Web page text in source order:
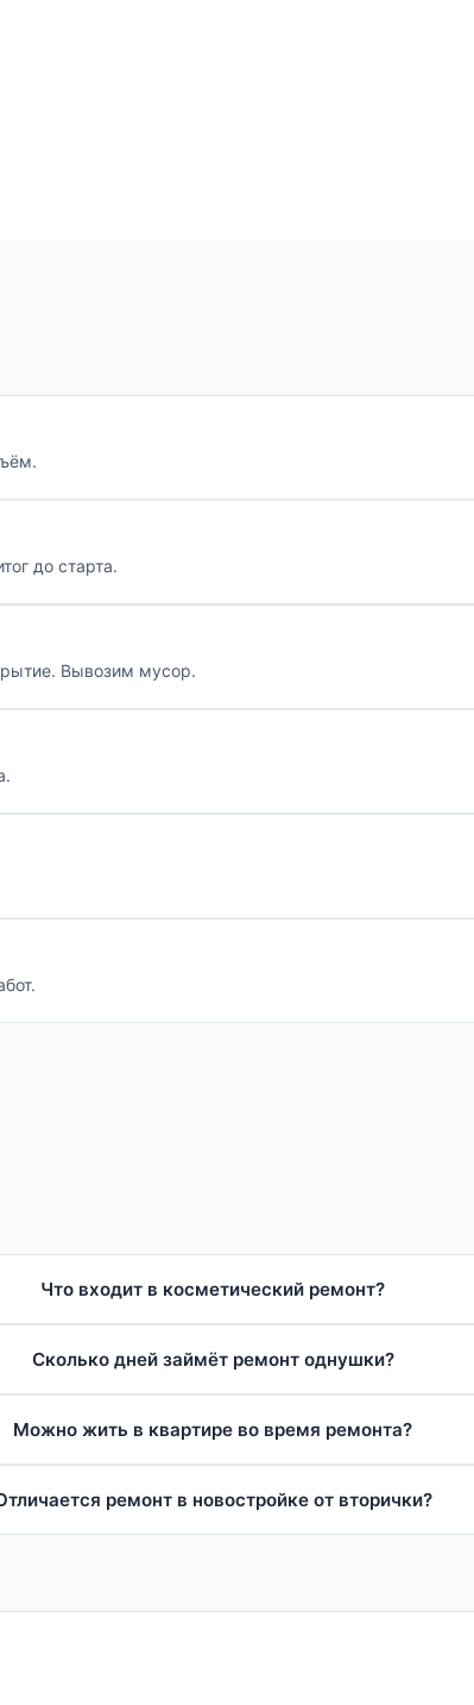
до старта.
Вывозим мусор.
Что входит в косметический ремонт?
Сколько дней займёт ремонт однушки?
Можно жить в квартире во время ремонта?
ремонт в новостройке от вторички?